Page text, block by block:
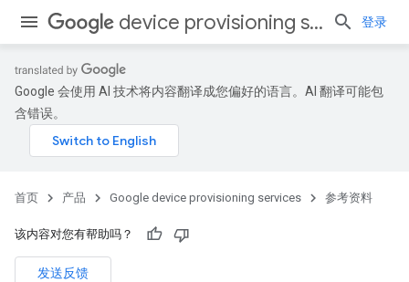
device provisioning services 登录
Google 会使用 AI 技术将内容翻译成您偏好的语言。AI 翻译可能包
含错误。
首页 产品 Google device provisioning services 参考资料
该内容对您有帮助吗？
发送反馈